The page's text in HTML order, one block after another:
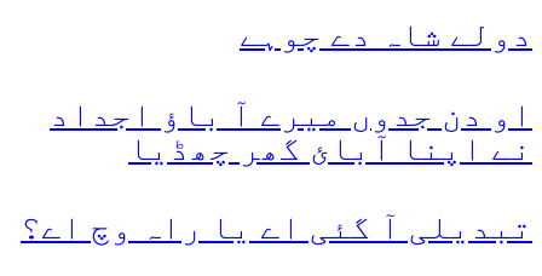
دولے شاہ دے چوہے
او دن جدوں میرے آ باؤ اجداد
نے اپنا آبائ گھر چھڈیا
تبدیلی آ گئی اے یا راہ وچ اے؟